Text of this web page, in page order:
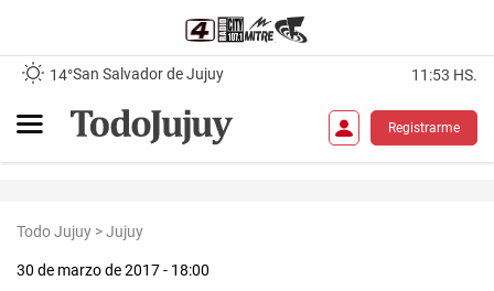
14°San Salvador de Jujuy 11:53 HS.
Registrarme
Todo Jujuy >Jujuy
30 de marzo de 2017 - 18:00